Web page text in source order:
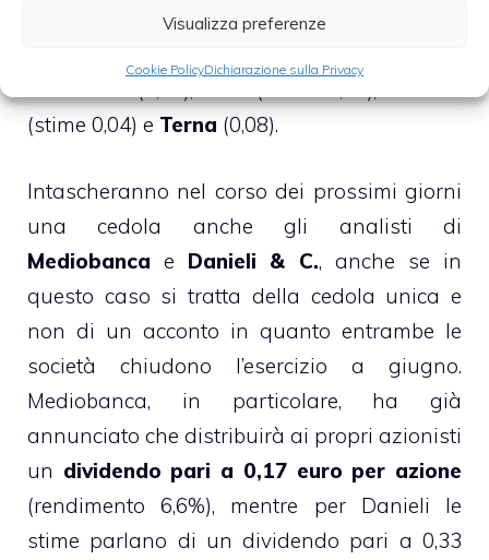
Visualizza preferenze
Cookie PolicyDichiarazione sulla Privacy
Autostrada Torino-Milano (stime 0,20);
(stime 0,04) e Terna (0,08).
Intascheranno nel corso dei prossimi giorni
una cedola anche gli analisti di
Mediobanca e Danieli & C., anche se in
questo caso si tratta della cedola unica e
non di un acconto in quanto entrambe le
società chiudono l’esercizio a giugno.
Mediobanca, in particolare, ha già
annunciato che distribuirà ai propri azionisti
un dividendo pari a 0,17 euro per azione
(rendimento 6,6%), mentre per Danieli le
stime parlano di un dividendo pari a 0,33